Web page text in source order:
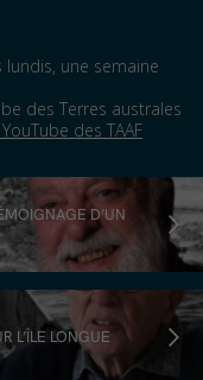
une semaine
des Terres australes
des TAAF
D’UN
L’ÎLE LONGUE